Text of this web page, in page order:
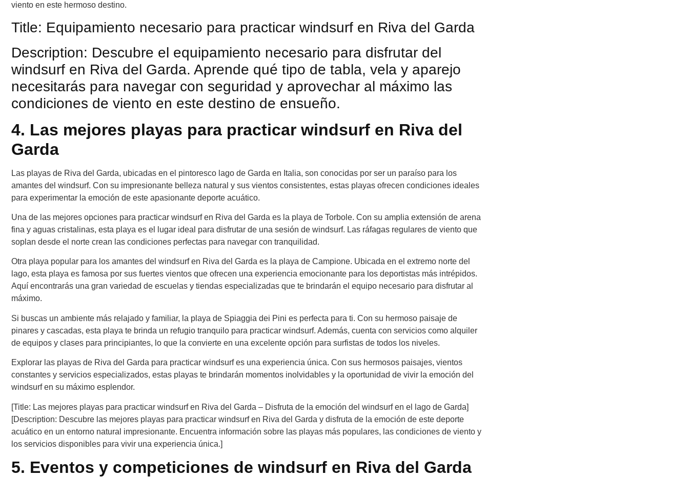
viento en este hermoso destino.
Title: Equipamiento necesario para practicar windsurf en Riva del Garda
Description: Descubre el equipamiento necesario para disfrutar del
windsurf en Riva del Garda. Aprende qué tipo de tabla, vela y aparejo
necesitarás para navegar con seguridad y aprovechar al máximo las
condiciones de viento en este destino de ensueño.
4. Las mejores playas para practicar windsurf en Riva del
Garda
Las playas de Riva del Garda, ubicadas en el pintoresco lago de Garda en Italia, son conocidas por ser un paraíso para los
amantes del windsurf. Con su impresionante belleza natural y sus vientos consistentes, estas playas ofrecen condiciones ideales
para experimentar la emoción de este apasionante deporte acuático.
Una de las mejores opciones para practicar windsurf en Riva del Garda es la playa de Torbole. Con su amplia extensión de arena
fina y aguas cristalinas, esta playa es el lugar ideal para disfrutar de una sesión de windsurf. Las ráfagas regulares de viento que
soplan desde el norte crean las condiciones perfectas para navegar con tranquilidad.
Otra playa popular para los amantes del windsurf en Riva del Garda es la playa de Campione. Ubicada en el extremo norte del
lago, esta playa es famosa por sus fuertes vientos que ofrecen una experiencia emocionante para los deportistas más intrépidos.
Aquí encontrarás una gran variedad de escuelas y tiendas especializadas que te brindarán el equipo necesario para disfrutar al
máximo.
Si buscas un ambiente más relajado y familiar, la playa de Spiaggia dei Pini es perfecta para ti. Con su hermoso paisaje de
pinares y cascadas, esta playa te brinda un refugio tranquilo para practicar windsurf. Además, cuenta con servicios como alquiler
de equipos y clases para principiantes, lo que la convierte en una excelente opción para surfistas de todos los niveles.
Explorar las playas de Riva del Garda para practicar windsurf es una experiencia única. Con sus hermosos paisajes, vientos
constantes y servicios especializados, estas playas te brindarán momentos inolvidables y la oportunidad de vivir la emoción del
windsurf en su máximo esplendor.
[Title: Las mejores playas para practicar windsurf en Riva del Garda – Disfruta de la emoción del windsurf en el lago de Garda]
[Description: Descubre las mejores playas para practicar windsurf en Riva del Garda y disfruta de la emoción de este deporte
acuático en un entorno natural impresionante. Encuentra información sobre las playas más populares, las condiciones de viento y
los servicios disponibles para vivir una experiencia única.]
5. Eventos y competiciones de windsurf en Riva del Garda